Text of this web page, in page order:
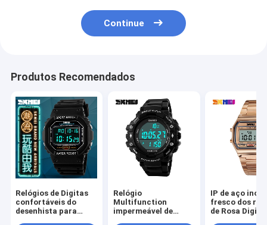
Continue
Produtos Recomendados
Relógios de Digitas
confortáveis do
desenhista para
Relógio
Multifunction
impermeável de
IP de aço
fresco dos
de Rosa